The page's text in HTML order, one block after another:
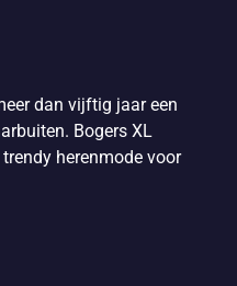
dan vijftig jaar een
Bogers XL
herenmode voor